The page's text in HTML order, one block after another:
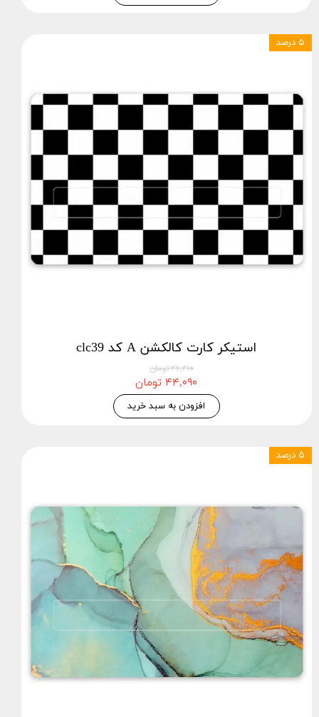
استیکر کارت کالکشن A کد clc39
۴۶,۴۱۰ تومان
۴۴,۰۹۰ تومان
افزودن به سبد خرید
۵ درصد
۵ درصد